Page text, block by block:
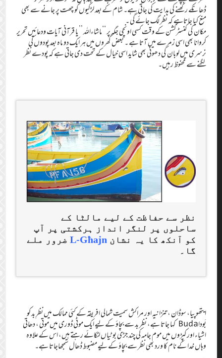
ڈھانکے رکھنے کی ہدایت کی جاتی ہے۔ شام کے بعد لڑکیوں کو چھت پر جانے سے بھی
منع کیا جاتاہے کہ نظر لگ جائے گی ۔
مکان کی کنسٹرکشن کے وقت کسی اونچی جگہ پر ‘‘ماشاءاللہ ’’ یا قرآنی آیات ودعائیں تحریر
کروانا بھی اسی زمرے میں آتا ہے ۔ بعض گھروں میں ہر ایک دو ماہ بعد پودوں کی
نرسری میں لوبان کی دھونی بھی شاید اسی خیال کے تحت دی جاتی ہے کہ پودے نظر
لگنے سے محفوظ رہیں۔
نظر سے حفاظت کے لیے مالٹا کے
ساحلوں پر لنگر انداز ہرکشتی پر آپ
کو آنکھ کا یہ نشان L-Għajn ضرور ملے
گا۔
ایتھوپیا، سوڈان، تنزانیہ اور مراکش سمیت شمالی افریقہ کے کئی ممالک میں نظرِ بد کو
بَوداBuda کہا جاتا ہے، نظر بد سے بچاؤ کے لیے ایک موٹی ڈوری میں موتی ، دھاتی
اشیاء اور کپڑوں میں موم جامہ کی چند جڑی بوٹیاں لٹکائے رہتے ہیں، اس کے علاوہ
وہاں خدا کے نام کا ورد بھی نظر سے بچاؤ کے لیے مضبوط ڈھال سمجھاجاتا ہے۔